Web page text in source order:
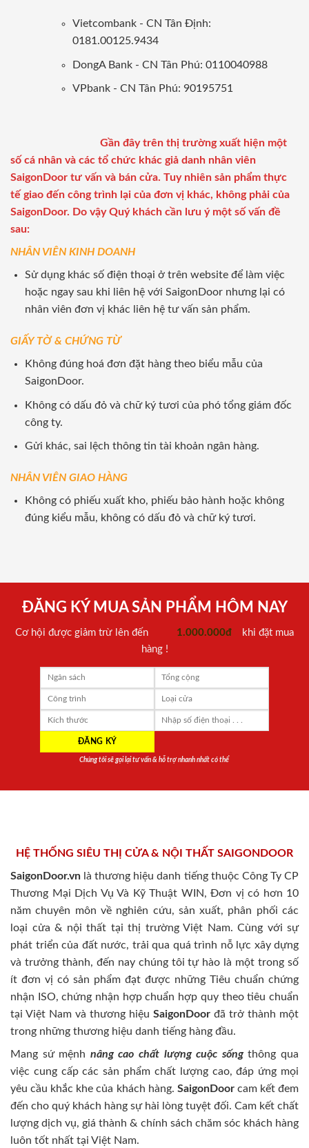
Vietcombank - CN Tân Định:
0181.00125.9434
DongA Bank - CN Tân Phú: 0110040988
VPbank - CN Tân Phú: 90195751
Gần đây trên thị trường xuất hiện một
số cá nhân và các tổ chức khác giả danh nhân viên
SaigonDoor tư vấn và bán cửa. Tuy nhiên sản phẩm thực
tế giao đến công trình lại của đơn vị khác, không phải của
SaigonDoor. Do vậy Quý khách cần lưu ý một số vấn đề
sau:
NHÂN VIÊN KINH DOANH
Sử dụng khác số điện thoại ở trên website để làm việc
hoặc ngay sau khi liên hệ với SaigonDoor nhưng lại có
nhân viên đơn vị khác liên hệ tư vấn sản phẩm.
GIẤY TỜ & CHỨNG TỪ
Không đúng hoá đơn đặt hàng theo biểu mẫu của
SaigonDoor.
Không có dấu đỏ và chữ ký tươi của phó tổng giám đốc
công ty.
Gửi khác, sai lệch thông tin tài khoản ngân hàng.
NHÂN VIÊN GIAO HÀNG
Không có phiếu xuất kho, phiếu bảo hành hoặc không
đúng kiểu mẫu, không có dấu đỏ và chữ ký tươi.
ĐĂNG KÝ MUA SẢN PHẨM HÔM NAY
Cơ hội được giảm trừ lên đến 1.000.000đ
khi đặt mua
hàng !
Chúng tôi sẽ gọi lại tư vấn & hỗ trợ nhanh nhất có thể
HỆ THỐNG SIÊU THỊ CỬA & NỘI THẤT SAIGONDOOR
SaigonDoor.vn là thương hiệu danh tiếng thuộc Công Ty CP
Thương Mại Dịch Vụ Và Kỹ Thuật WIN, Đơn vị có hơn 10
năm chuyên môn về nghiên cứu, sản xuất, phân phối các
loại cửa & nội thất tại thị trường Việt Nam. Cùng với sự
phát triển của đất nước, trải qua quá trình nỗ lực xây dựng
và trưởng thành, đến nay chúng tôi tự hào là một trong số
ít đơn vị có sản phẩm đạt được những Tiêu chuẩn chứng
nhận ISO, chứng nhận hợp chuẩn hợp quy theo tiêu chuẩn
tại Việt Nam và thương hiệu SaigonDoor đã trở thành một
trong những thương hiệu danh tiếng hàng đầu.
Mang sứ mệnh nâng cao chất lượng cuộc sốngthông qua
việc cung cấp các sản phẩm chất lượng cao, đáp ứng mọi
yêu cầu khắc khe của khách hàng. SaigonDoorcam kết đem
đến cho quý khách hàng sự hài lòng tuyệt đối. Cam kết chất
lượng dịch vụ, giá thành & chính sách chăm sóc khách hàng
luôn tốt nhất tại Việt Nam.